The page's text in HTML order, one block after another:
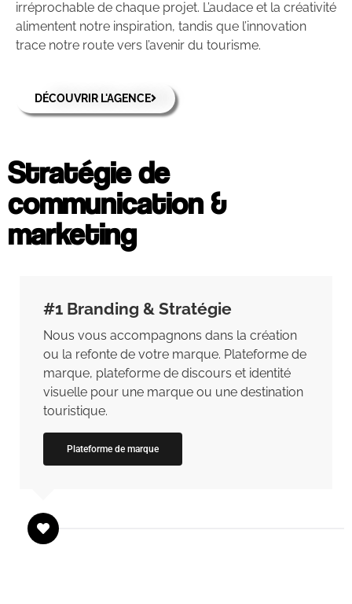
irréprochable de chaque projet. L’audace et la créativité
alimentent notre inspiration, tandis que l’innovation
trace notre route vers l’avenir du tourisme.
DÉCOUVRIR L'AGENCE
Stratégie de
communication &
marketing
#1 Branding & Stratégie
Nous vous accompagnons dans la création
ou la refonte de votre marque. Plateforme de
marque, plateforme de discours et identité
visuelle pour une marque ou une destination
touristique.
Plateforme de marque